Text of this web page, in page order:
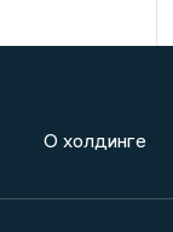
О холдинге